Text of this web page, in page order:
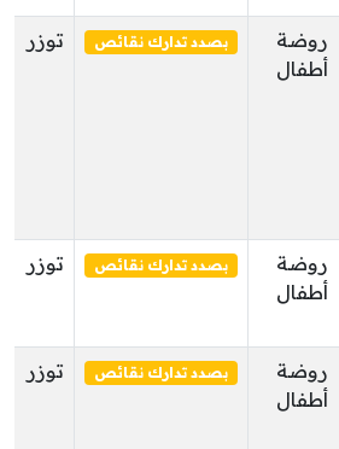
روضة
أطفال
بصدد تدارك نقائص توزر
روضة
أطفال
بصدد تدارك نقائص توزر
روضة
أطفال
بصدد تدارك نقائص توزر